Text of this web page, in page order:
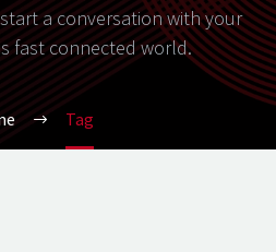
a conversation with your
fast connected world.
Tag